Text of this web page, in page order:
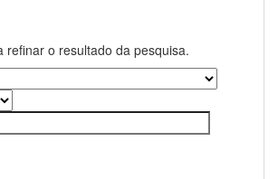
refinar o resultado da pesquisa.